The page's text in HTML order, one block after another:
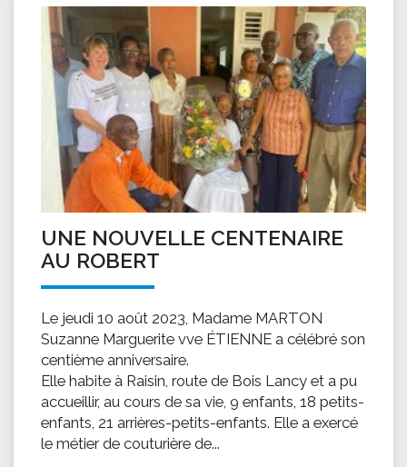
UNE NOUVELLE CENTENAIRE
AU ROBERT
Le jeudi 10 août 2023, Madame MARTON
Suzanne Marguerite vve ÉTIENNE a célébré son
centième anniversaire.
Elle habite à Raisin, route de Bois Lancy et a pu
accueillir, au cours de sa vie, 9 enfants, 18 petits-
enfants, 21 arrières-petits-enfants. Elle a exercé
le métier de couturière de...